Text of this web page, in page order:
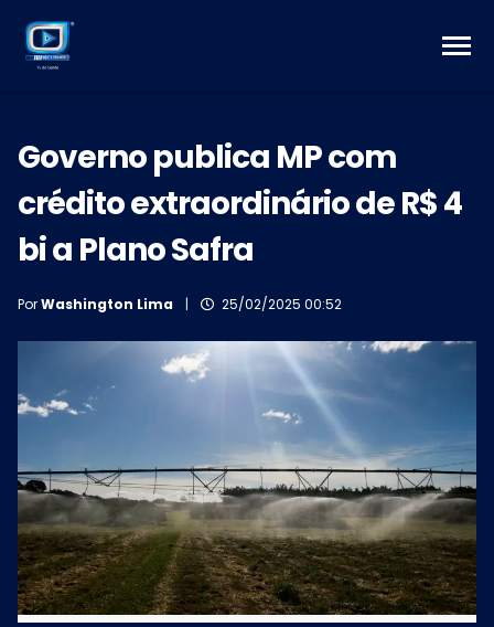
Governo publica MP com
crédito extraordinário de R$ 4
bi a Plano Safra
PorWashington Lima | 25/02/2025 00:52